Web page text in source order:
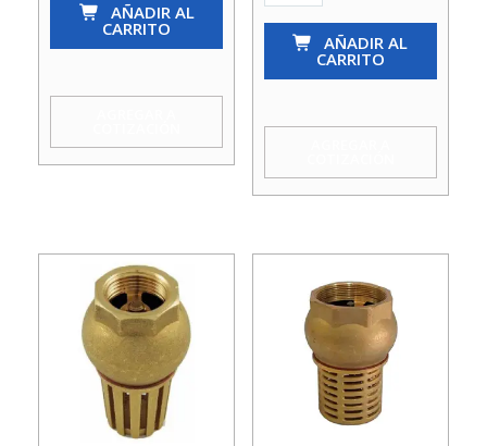
(Pie)
Tress
AÑADIR AL
CARRITO
Fondo
(Pie)
1
cantidad
AÑADIR AL
CARRITO